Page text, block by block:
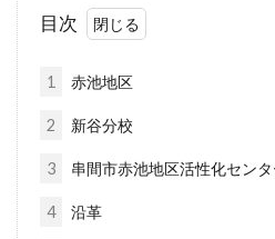
目次
1 赤池地区
2 新谷分校
3 串間市赤池地区活性化センタ
4 沿革